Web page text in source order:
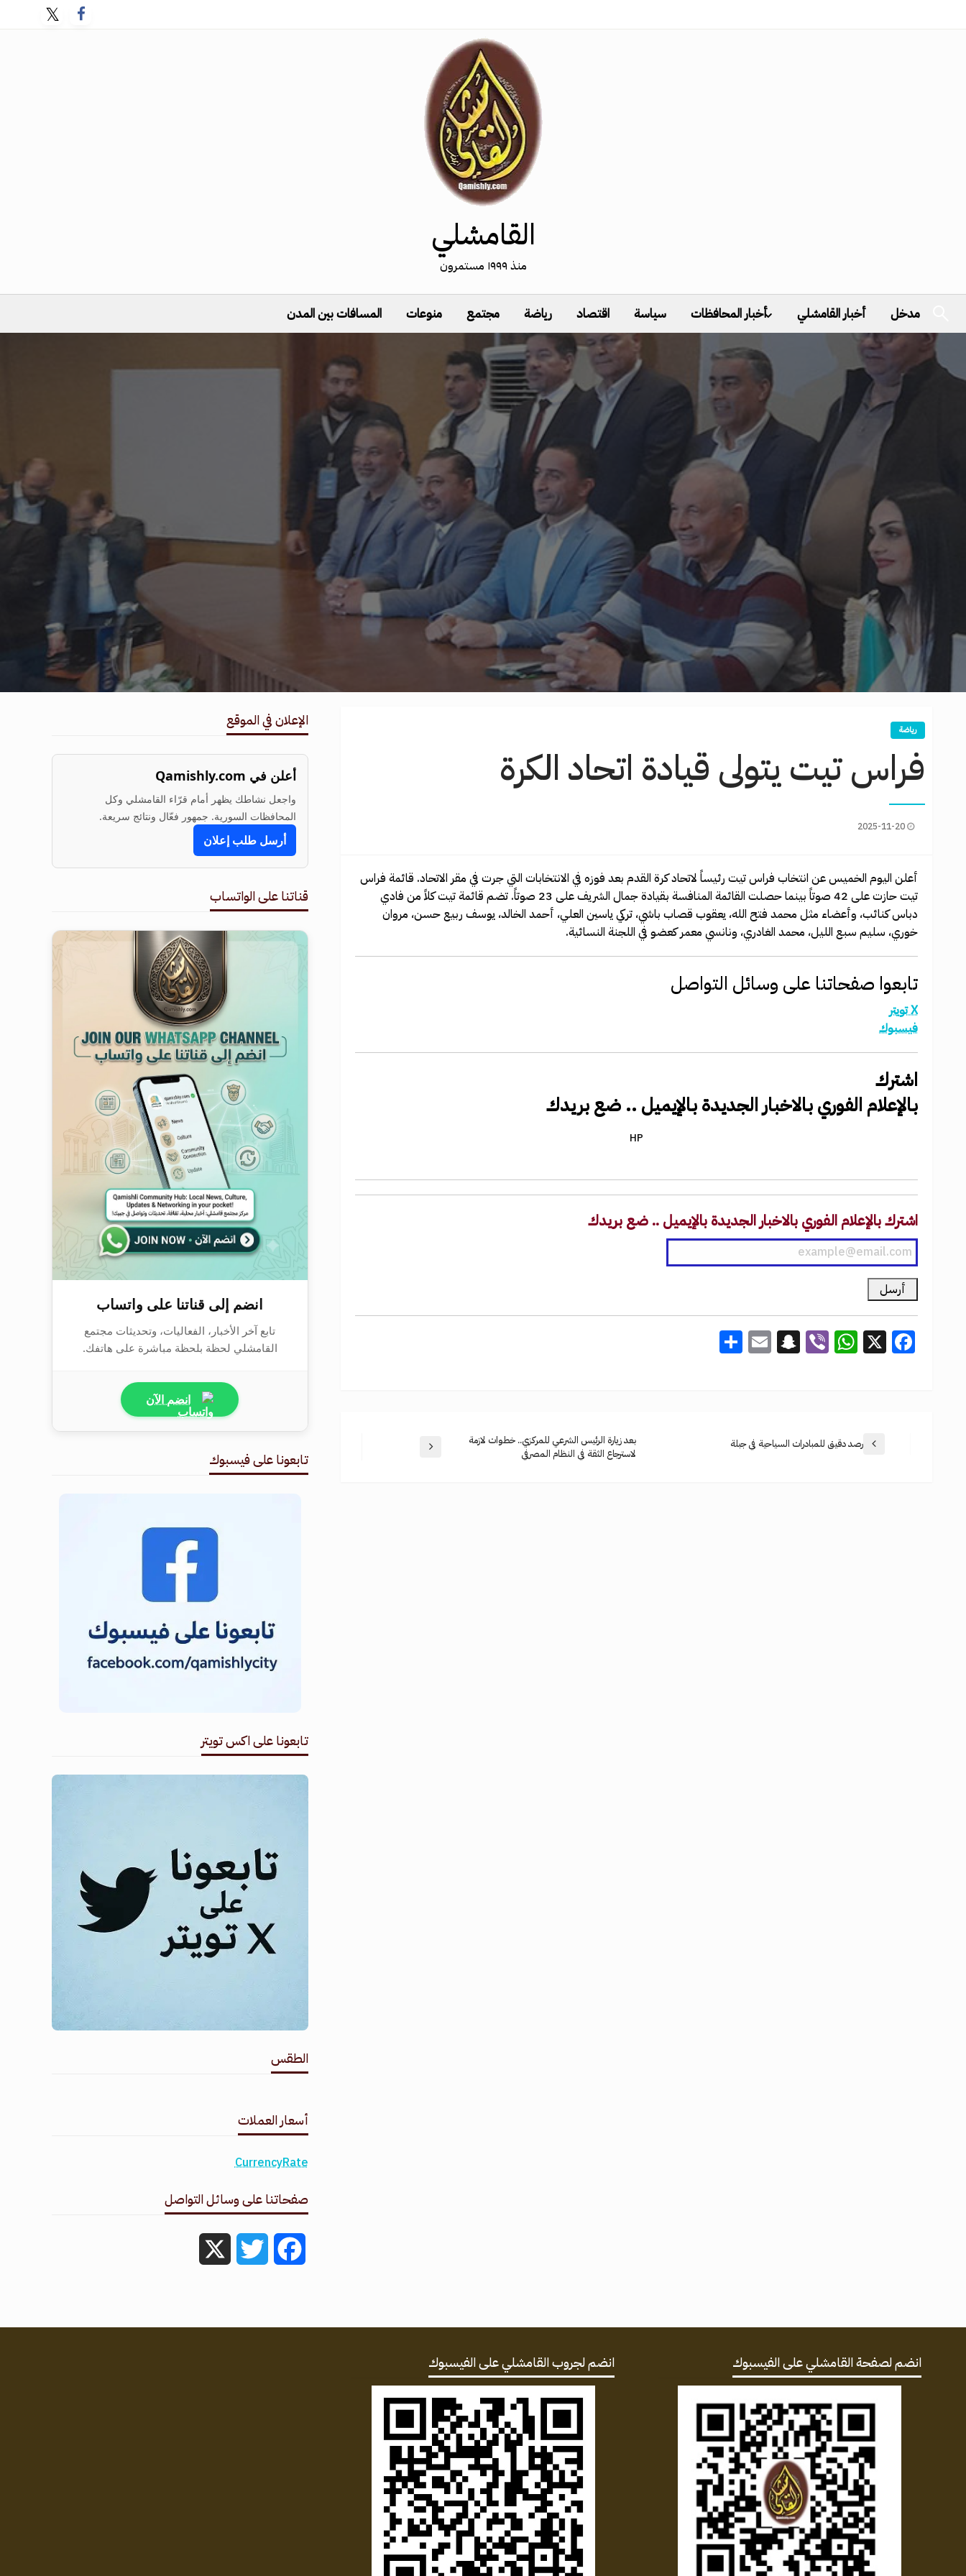
القامشلي
منذ ١٩٩٩ مستمرون
مدخل أخبار القامشلي أخبار المحافظات سياسة اقتصاد رياضة مجتمع منوعات المسافات بين المدن
رياضة
فراس تيت يتولى قيادة اتحاد الكرة
2025-11-20
أعلن اليوم الخميس عن انتخاب فراس تيت رئيساً لاتحاد كرة القدم بعد فوزه في الانتخابات التي جرت في مقر الاتحاد. قائمة فراس
تيت حازت على 42 صوتاً بينما حصلت القائمة المنافسة بقيادة جمال الشريف على 23 صوتاً. تضم قائمة تيت كلاً من فادي
دباس كنائب، وأعضاء مثل محمد فتح الله، يعقوب قصاب باشي، تركي ياسين العلي، أحمد الخالد، يوسف ربيع حسن، مروان
خوري، سليم سبع الليل، محمد الغادري، ونانسي معمر كعضو في اللجنة النسائية.
تابعوا صفحاتنا على وسائل التواصل
X تويتر
فيسبوك
اشترك
بالإعلام الفوري بالاخبار الجديدة بالإيميل .. ضع بريدك
HP
اشترك بالإعلام الفوري بالاخبار الجديدة بالإيميل .. ضع بريدك
Facebook
X
WhatsApp
Viber
Snapchat
Email
رصد دقيق للمبادرات السياحية في جبلة
بعد زيارة الرئيس الشرعي للمركزي.. خطوات لازمة
لاسترجاع الثقة في النظام المصرفي
الإعلان في الموقع
أعلن في Qamishly.com
واجعل نشاطك يظهر أمام قرّاء القامشلي وكل
المحافظات السورية. جمهور فعّال ونتائج سريعة.
أرسل طلب إعلان
قناتنا على الواتساب
انضم إلى قناتنا على واتساب
تابع آخر الأخبار، الفعاليات، وتحديثات مجتمع
القامشلي لحظة بلحظة مباشرة على هاتفك.
انضم الآن
تابعونا على فيسبوك
تابعونا على اكس تويتر
الطقس
أسعار العملات
CurrencyRate
صفحاتنا على وسائل التواصل
Facebook
Twitter
انضم لصفحة القامشلي على الفيسبوك انضم لجروب القامشلي على الفيسبوك